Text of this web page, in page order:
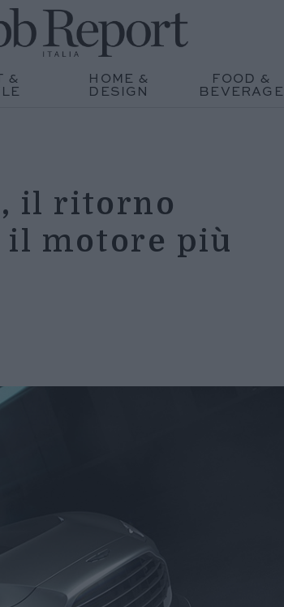
&
HOME &
DESIGN
FOOD &
BEVERAGE
il ritorno
il motore più